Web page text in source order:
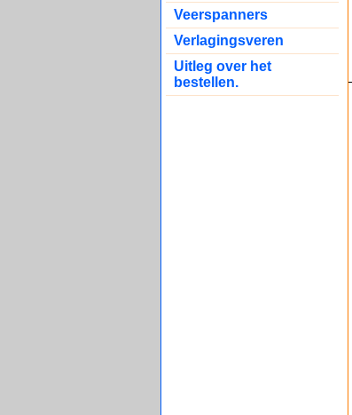
Veerspanners
Verlagingsveren
Uitleg over het
bestellen.